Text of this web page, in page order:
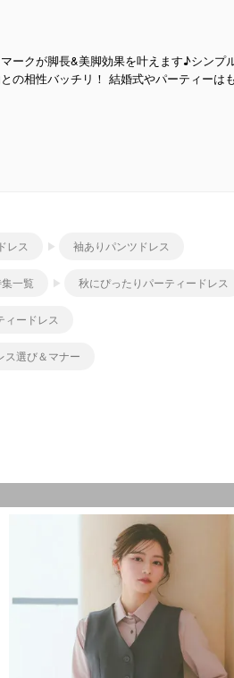
ークが脚長&美脚効果を叶えます♪シンプ
の相性バッチリ！ 結婚式やパーティーは
レス 袖ありパンツドレス
一覧 秋にぴったりパーティードレス
ィードレス
ス選び＆マナー